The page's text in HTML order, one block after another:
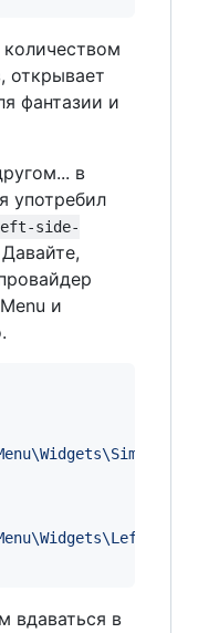
открывает
фантазии и
в
употребил
side-
и
вдаваться в